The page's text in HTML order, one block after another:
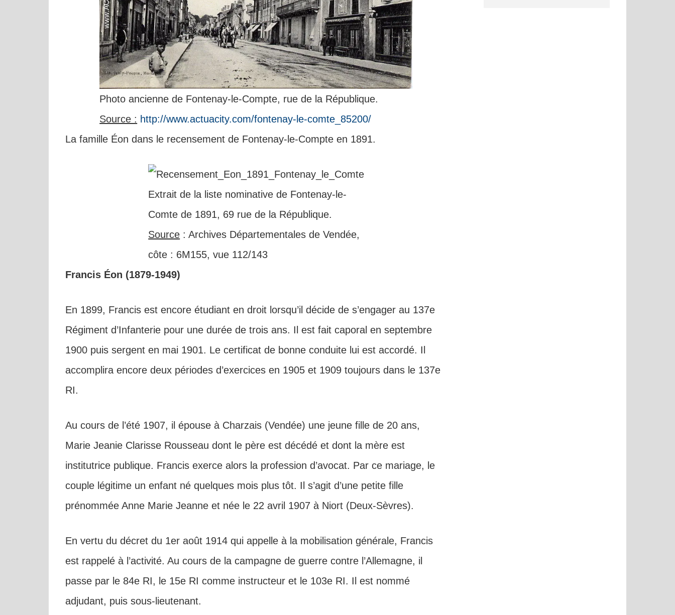
Photo ancienne de Fontenay-le-Compte, rue de la République.
Source : http://www.actuacity.com/fontenay-le-comte_85200/
La famille Éon dans le recensement de Fontenay-le-Compte en 1891.
Extrait de la liste nominative de Fontenay-le-
Comte de 1891, 69 rue de la République.
Source : Archives Départementales de Vendée,
côte : 6M155, vue 112/143
Francis Éon (1879-1949)
En 1899, Francis est encore étudiant en droit lorsqu’il décide de s’engager au 137e
Régiment d’Infanterie pour une durée de trois ans. Il est fait caporal en septembre
1900 puis sergent en mai 1901. Le certificat de bonne conduite lui est accordé. Il
accomplira encore deux périodes d’exercices en 1905 et 1909 toujours dans le 137e
RI.
Au cours de l’été 1907, il épouse à Charzais (Vendée) une jeune fille de 20 ans,
Marie Jeanie Clarisse Rousseau dont le père est décédé et dont la mère est
institutrice publique. Francis exerce alors la profession d’avocat. Par ce mariage, le
couple légitime un enfant né quelques mois plus tôt. Il s’agit d’une petite fille
prénommée Anne Marie Jeanne et née le 22 avril 1907 à Niort (Deux-Sèvres).
En vertu du décret du 1er août 1914 qui appelle à la mobilisation générale, Francis
est rappelé à l’activité. Au cours de la campagne de guerre contre l’Allemagne, il
passe par le 84e RI, le 15e RI comme instructeur et le 103e RI. Il est nommé
adjudant, puis sous-lieutenant.